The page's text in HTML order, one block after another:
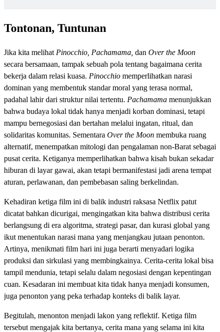
Tontonan, Tuntunan
Jika kita melihat Pinocchio, Pachamama, dan Over the Moon
secara bersamaan, tampak sebuah pola tentang bagaimana cerita
bekerja dalam relasi kuasa. Pinocchio memperlihatkan narasi
dominan yang membentuk standar moral yang terasa normal,
padahal lahir dari struktur nilai tertentu. Pachamama menunjukkan
bahwa budaya lokal tidak hanya menjadi korban dominasi, tetapi
mampu bernegosiasi dan bertahan melalui ingatan, ritual, dan
solidaritas komunitas. Sementara Over the Moon membuka ruang
alternatif, menempatkan mitologi dan pengalaman non-Barat sebagai
pusat cerita. Ketiganya memperlihatkan bahwa kisah bukan sekadar
hiburan di layar gawai, akan tetapi bermanifestasi jadi arena tempat
aturan, perlawanan, dan pembebasan saling berkelindan.
Kehadiran ketiga film ini di balik industri raksasa Netflix patut
dicatat bahkan dicurigai, mengingatkan kita bahwa distribusi cerita
berlangsung di era algoritma, strategi pasar, dan kurasi global yang
ikut menentukan narasi mana yang menjangkau jutaan penonton.
Artinya, menikmati film hari ini juga berarti menyadari logika
produksi dan sirkulasi yang membingkainya. Cerita-cerita lokal bisa
tampil mendunia, tetapi selalu dalam negosiasi dengan kepentingan
cuan. Kesadaran ini membuat kita tidak hanya menjadi konsumen,
juga penonton yang peka terhadap konteks di balik layar.
Begitulah, menonton menjadi lakon yang reflektif. Ketiga film
tersebut mengajak kita bertanya, cerita mana yang selama ini kita